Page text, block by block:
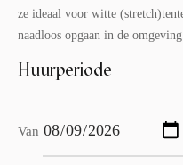
ze ideaal voor witte
naadloos opgaan in de omgeving.
Huurperiode
Van